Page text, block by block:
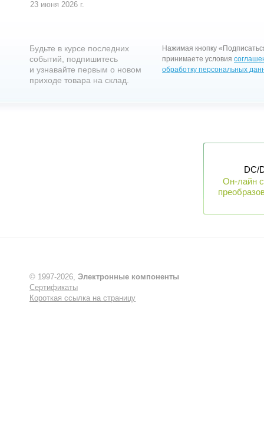
23 июня 2026 г.
Будьте в курсе последних
событий, подпишитесь
и узнавайте первым о новом
приходе товара на склад.
Нажимая кнопку
принимаете условия
обработку персональных
DC/
Он-лайн
© 1997-2026, Электронные компоненты
Сертификаты
Короткая ссылка на страницу